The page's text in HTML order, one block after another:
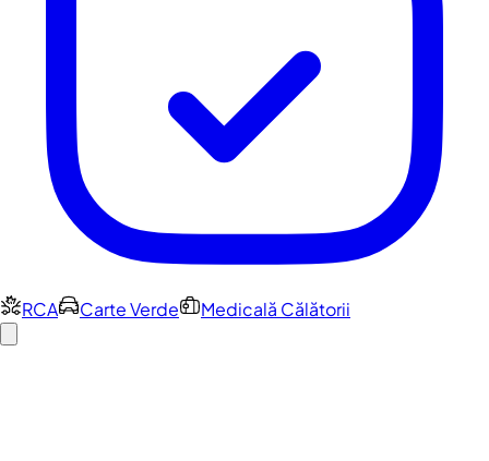
RCA Carte Verde Medicală Călătorii